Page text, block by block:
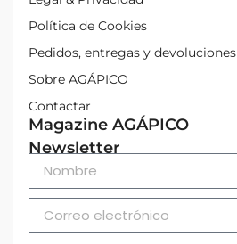
Política de Cookies
Pedidos, entregas y devoluciones
Sobre AGÁPICO
Contactar
Magazine AGÁPICO
Newsletter